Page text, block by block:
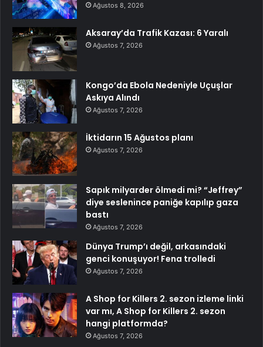
Ağustos 8, 2026
Aksaray’da Trafik Kazası: 6 Yaralı
Ağustos 7, 2026
Kongo’da Ebola Nedeniyle Uçuşlar
Askıya Alındı
Ağustos 7, 2026
İktidarın 15 Ağustos planı
Ağustos 7, 2026
Sapık milyarder ölmedi mi? “Jeffrey”
diye seslenince paniğe kapılıp gaza
bastı
Ağustos 7, 2026
Dünya Trump’ı değil, arkasındaki
genci konuşuyor! Fena trolledi
Ağustos 7, 2026
A Shop for Killers 2. sezon izleme linki
var mı, A Shop for Killers 2. sezon
hangi platformda?
Ağustos 7, 2026